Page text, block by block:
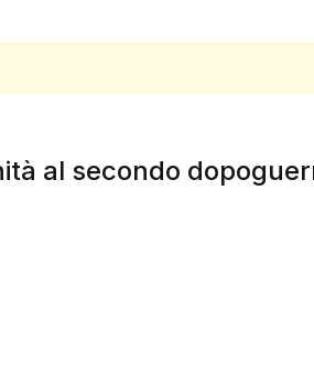
al secondo